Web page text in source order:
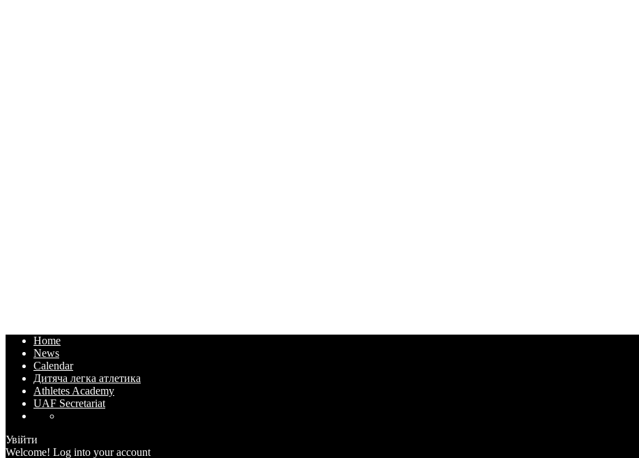
Home
News
Calendar
Дитяча легка атлетика
Athletes Academy
UAF Secretariat
Увійти
Welcome! Log into your account